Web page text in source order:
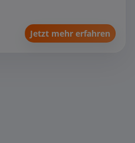
Jetzt mehr erfahren